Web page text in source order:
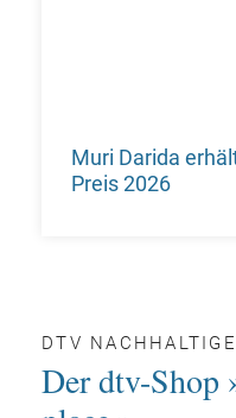
Muri Darida
Preis 2026
DTV
Der dtv-Shop